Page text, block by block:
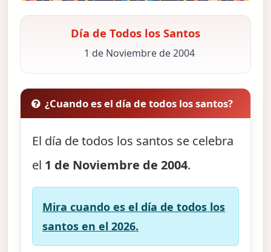
Día de Todos los Santos
1 de Noviembre de 2004
¿Cuando es el día de todos los santos?
El día de todos los santos se celebra
el 1 de Noviembre de 2004.
Mira cuando es el día de todos los
santos en el 2026.